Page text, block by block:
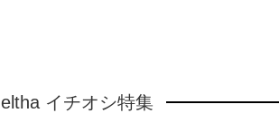
eltha イチオシ特集